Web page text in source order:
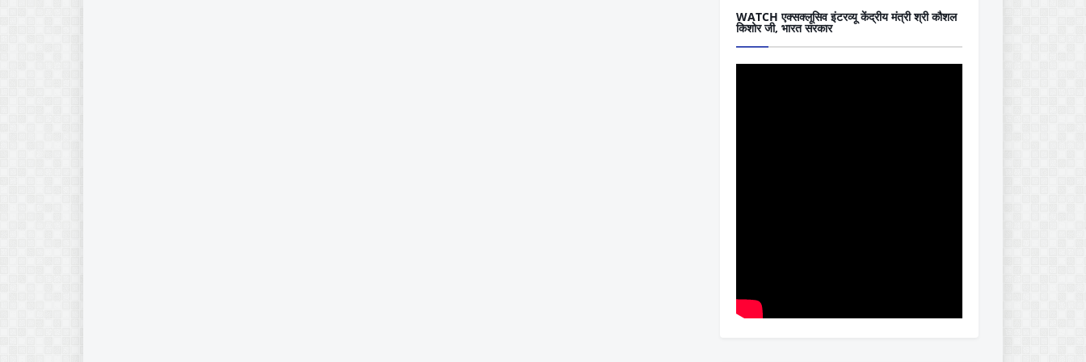
WATCH एक्सक्लूसिव इंटरव्यू केंद्रीय मंत्री श्री कौशल
किशोर जी, भारत सरकार